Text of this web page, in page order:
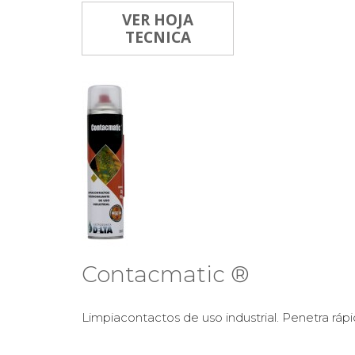
VER HOJA
TECNICA
Contacmatic ®
Limpiacontactos de uso industrial. Penetra